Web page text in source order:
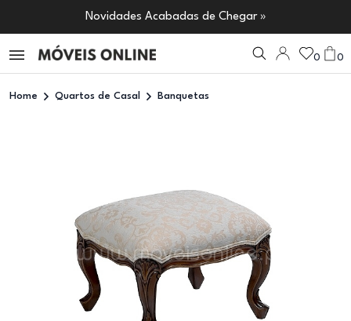
Novidades Acabadas de Chegar »
0 0
Home Quartos de Casal Banquetas